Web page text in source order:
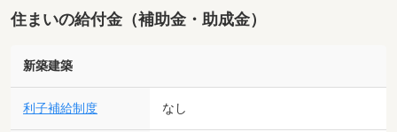
住まいの給付金（補助金・助成金）
新築建築
利子補給制度 なし